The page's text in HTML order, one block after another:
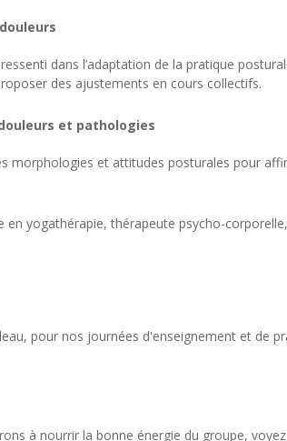
dans l’adaptation de la pratique
des ajustements en cours collectifs.
et pathologies
morphologies et attitudes posturales pour
en yogathérapie, thérapeute psycho-
pour nos journées d'enseignement et de
à nourrir la bonne énergie du groupe,